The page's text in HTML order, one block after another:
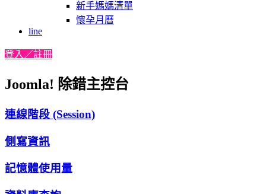
新手媽媽清單
懷孕月曆
line
登入／註冊
Joomla! 除錯主控台
連線階段 (Session)
側寫資訊
記憶體使用量